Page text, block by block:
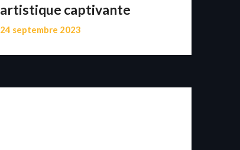
artistique captivante
24 septembre 2023